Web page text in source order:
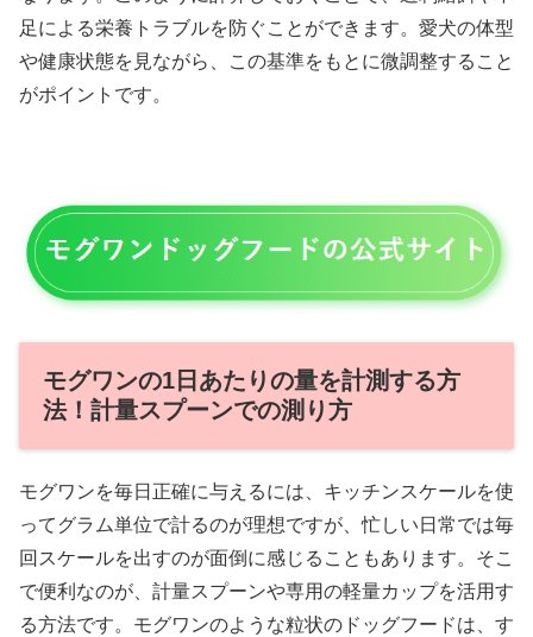
足による栄養トラブルを防ぐことができます。愛犬の体型
や健康状態を見ながら、この基準をもとに微調整すること
がポイントです。
モグワンの1日あたりの量を計測する方
法！計量スプーンでの測り方
モグワンを毎日正確に与えるには、キッチンスケールを使
ってグラム単位で計るのが理想ですが、忙しい日常では毎
回スケールを出すのが面倒に感じることもあります。そこ
で便利なのが、計量スプーンや専用の軽量カップを活用す
る方法です。モグワンのような粒状のドッグフードは、す